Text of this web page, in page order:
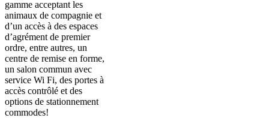
gamme acceptant les
animaux de compagnie et
d’un accès à des espaces
d’agrément de premier
ordre, entre autres, un
centre de remise en forme,
un salon commun avec
service Wi Fi, des portes à
accès contrôlé et des
options de stationnement
commodes!